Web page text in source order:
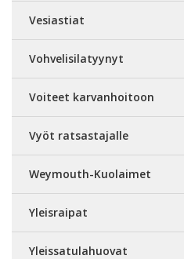
Vesiastiat
Vohvelisilatyynyt
Voiteet karvanhoitoon
Vyöt ratsastajalle
Weymouth-Kuolaimet
Yleisraipat
Yleissatulahuovat